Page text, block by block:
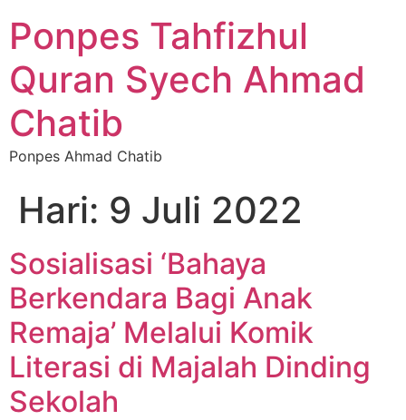
Ponpes Tahfizhul
Quran Syech Ahmad
Chatib
Ponpes Ahmad Chatib
Hari: 9 Juli 2022
Sosialisasi ‘Bahaya
Berkendara Bagi Anak
Remaja’ Melalui Komik
Literasi di Majalah Dinding
Sekolah